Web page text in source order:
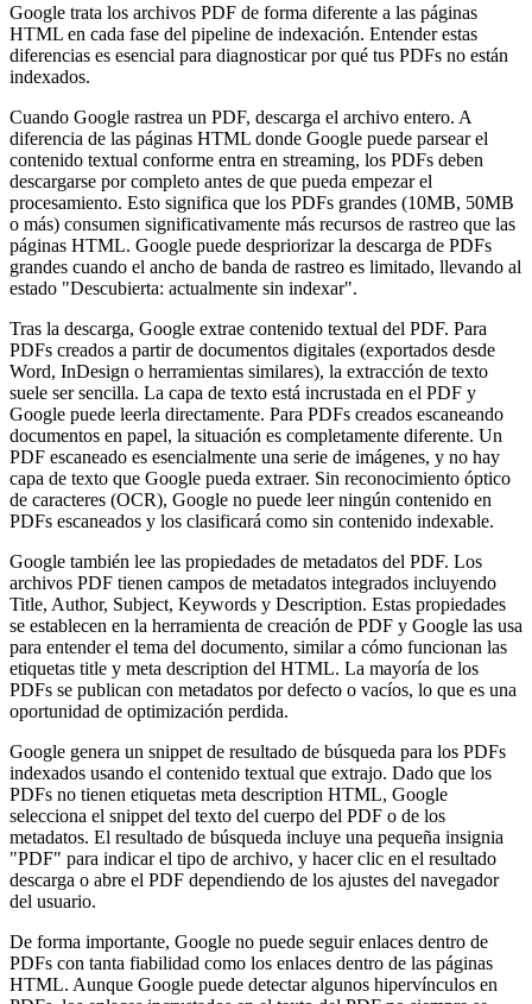
Google trata los archivos PDF de forma diferente a las páginas
HTML en cada fase del pipeline de indexación. Entender estas
diferencias es esencial para diagnosticar por qué tus PDFs no están
indexados.
Cuando Google rastrea un PDF, descarga el archivo entero. A
diferencia de las páginas HTML donde Google puede parsear el
contenido textual conforme entra en streaming, los PDFs deben
descargarse por completo antes de que pueda empezar el
procesamiento. Esto significa que los PDFs grandes (10MB, 50MB
o más) consumen significativamente más recursos de rastreo que las
páginas HTML. Google puede despriorizar la descarga de PDFs
grandes cuando el ancho de banda de rastreo es limitado, llevando al
estado "Descubierta: actualmente sin indexar".
Tras la descarga, Google extrae contenido textual del PDF. Para
PDFs creados a partir de documentos digitales (exportados desde
Word, InDesign o herramientas similares), la extracción de texto
suele ser sencilla. La capa de texto está incrustada en el PDF y
Google puede leerla directamente. Para PDFs creados escaneando
documentos en papel, la situación es completamente diferente. Un
PDF escaneado es esencialmente una serie de imágenes, y no hay
capa de texto que Google pueda extraer. Sin reconocimiento óptico
de caracteres (OCR), Google no puede leer ningún contenido en
PDFs escaneados y los clasificará como sin contenido indexable.
Google también lee las propiedades de metadatos del PDF. Los
archivos PDF tienen campos de metadatos integrados incluyendo
Title, Author, Subject, Keywords y Description. Estas propiedades
se establecen en la herramienta de creación de PDF y Google las usa
para entender el tema del documento, similar a cómo funcionan las
etiquetas title y meta description del HTML. La mayoría de los
PDFs se publican con metadatos por defecto o vacíos, lo que es una
oportunidad de optimización perdida.
Google genera un snippet de resultado de búsqueda para los PDFs
indexados usando el contenido textual que extrajo. Dado que los
PDFs no tienen etiquetas meta description HTML, Google
selecciona el snippet del texto del cuerpo del PDF o de los
metadatos. El resultado de búsqueda incluye una pequeña insignia
"PDF" para indicar el tipo de archivo, y hacer clic en el resultado
descarga o abre el PDF dependiendo de los ajustes del navegador
del usuario.
De forma importante, Google no puede seguir enlaces dentro de
PDFs con tanta fiabilidad como los enlaces dentro de las páginas
HTML. Aunque Google puede detectar algunos hipervínculos en